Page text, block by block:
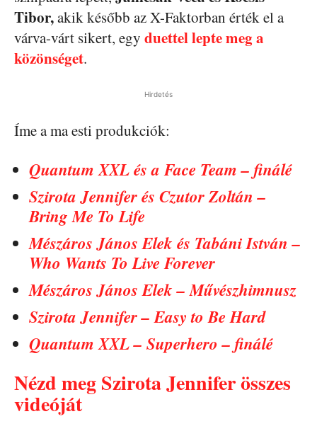
Tibor,akik később az X-Faktorban érték el a
várva-várt sikert, egy duettel lepte meg a
közönséget.
Hirdetés
Íme a ma esti produkciók:
Quantum XXL és a Face Team – finálé
Szirota Jennifer és Czutor Zoltán –
Bring Me To Life
Mészáros János Elek és Tabáni István –
Who Wants To Live Forever
Mészáros János Elek – Művészhimnusz
Szirota Jennifer – Easy to Be Hard
Quantum XXL – Superhero – finálé
Nézd meg Szirota Jennifer összes
videóját